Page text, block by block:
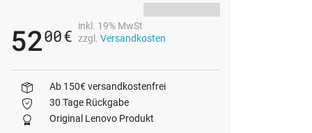
5200€
inkl. 19% MwSt
zzgl. Versandkosten
Ab 150€ versandkostenfrei
30 Tage Rückgabe
Original Lenovo Produkt